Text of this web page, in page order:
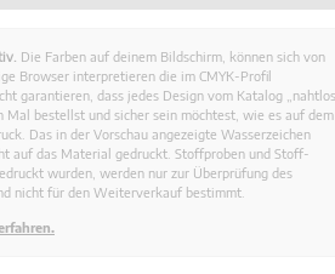
Die Farben auf deinem Bildschirm, können sich von
Browser interpretieren die im CMYK-Profil
garantieren, dass jedes Design vom Katalog
bestellst und sicher sein möchtest, wie es auf dem
Das in der Vorschau angezeigte Wasserzeichen
auf das Material gedruckt. Stoffproben und Stoff-
wurden, werden nur zur Überprüfung des
nicht für den Weiterverkauf bestimmt.